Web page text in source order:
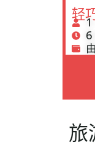
轻1
6
旅